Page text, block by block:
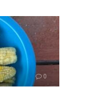
0